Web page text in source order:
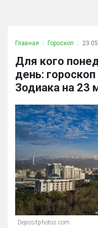
Главная Гороскоп
Для кого
день:
Зодиака на 23
Depositphotos.com